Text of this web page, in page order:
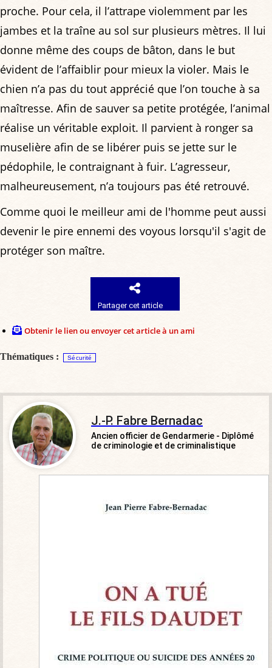
proche. Pour cela, il l’attrape violemment par les
jambes et la traîne au sol sur plusieurs mètres. Il lui
donne même des coups de bâton, dans le but
évident de l’affaiblir pour mieux la violer. Mais le
chien n’a pas du tout apprécié que l’on touche à sa
maîtresse. Afin de sauver sa petite protégée, l’animal
réalise un véritable exploit. Il parvient à ronger sa
muselière afin de se libérer puis se jette sur le
pédophile, le contraignant à fuir. L’agresseur,
malheureusement, n’a toujours pas été retrouvé.
Comme quoi le meilleur ami de l'homme peut aussi
devenir le pire ennemi des voyous lorsqu'il s'agit de
protéger son maître.
Partager cet article
Obtenir le lien ou envoyer cet article à un ami
Thématiques : Sécurité
J.-P. Fabre Bernadac
Ancien officier de Gendarmerie - Diplômé
de criminologie et de criminalistique